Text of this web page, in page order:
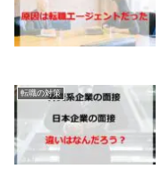
転職の対策